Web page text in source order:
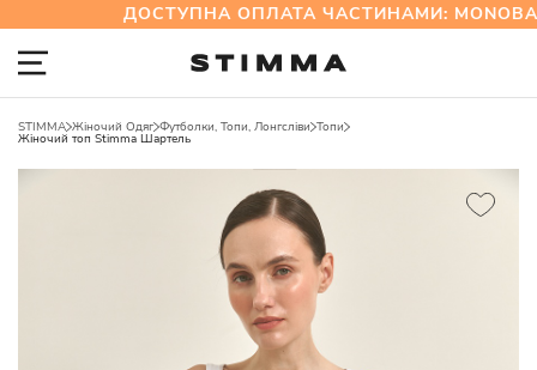
ДОСТУПНА ОПЛАТА ЧАСТИНАМИ:
STIMMA Жіночий Одяг Футболки, Топи, Лонгсліви Топи
Жіночий топ Stimma Шартель